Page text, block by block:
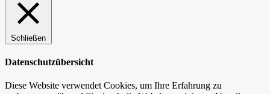
Schließen
Datenschutzübersicht
Diese Website verwendet Cookies, um Ihre Erfahrung zu